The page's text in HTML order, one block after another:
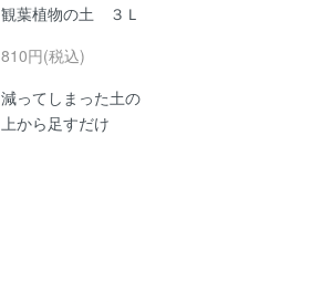
観葉植物の土 ３Ｌ
810円(税込)
減ってしまった土の
上から足すだけ